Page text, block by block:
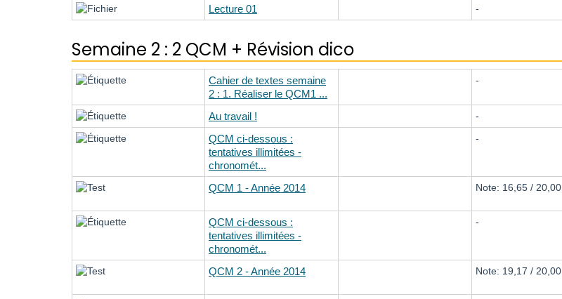
Lecture 01 -
Semaine 2 : 2 QCM + Révision dico
Cahier de textes semaine
2 : 1. Réaliser le QCM1 ...
-
Au travail ! -
QCM ci-dessous :
tentatives illimitées -
chronomét...
-
QCM 1 - Année 2014 Note: 16,65 / 20,00
QCM ci-dessous :
tentatives illimitées -
chronomét...
-
QCM 2 - Année 2014 Note: 19,17 / 20,00